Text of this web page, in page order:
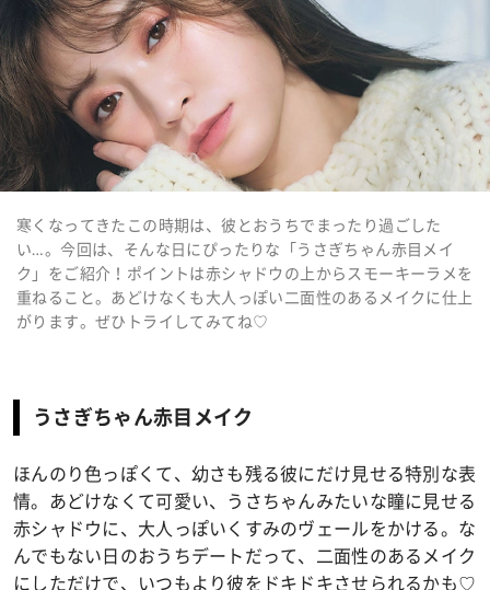
寒くなってきたこの時期は、彼とおうちでまったり過ごした
い…。今回は、そんな日にぴったりな「うさぎちゃん赤目メイ
ク」をご紹介！ポイントは赤シャドウの上からスモーキーラメを
重ねること。あどけなくも大人っぽい二面性のあるメイクに仕上
がります。ぜひトライしてみてね♡
うさぎちゃん赤目メイク
ほんのり色っぽくて、幼さも残る彼にだけ見せる特別な表
情。あどけなくて可愛い、うさちゃんみたいな瞳に見せる
赤シャドウに、大人っぽいくすみのヴェールをかける。な
んでもない日のおうちデートだって、二面性のあるメイク
にしただけで、いつもより彼をドキドキさせられるかも♡